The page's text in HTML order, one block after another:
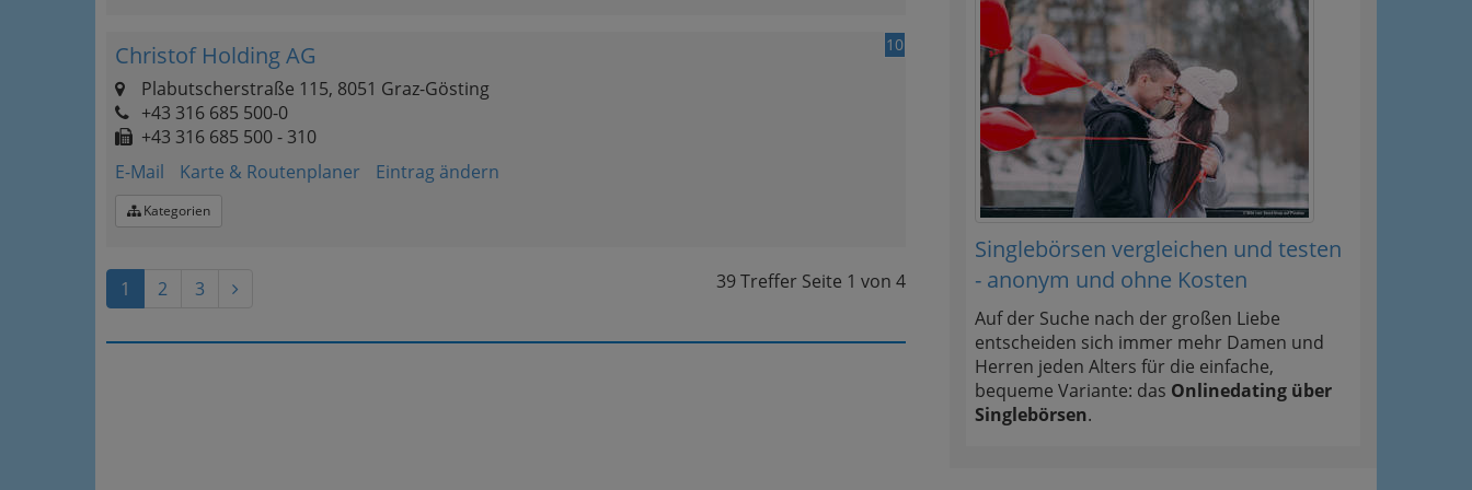
10
Christof Holding AG
Plabutscherstraße 115, 8051 Graz-Gösting
+43 316 685 500-0
+43 316 685 500 - 310
E-Mail
Karte & Routenplaner Eintrag ändern
Kategorien
39 Treffer Seite 1 von 4
1 2 3
Singlebörsen vergleichen und testen
- anonym und ohne Kosten
Auf der Suche nach der großen Liebe
entscheiden sich immer mehr Damen und
Herren jeden Alters für die einfache,
bequeme Variante: das Onlinedating über
Singlebörsen.